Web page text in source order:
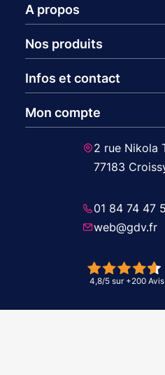
A propos
Nos produits
Infos et contact
Mon compte
2 rue Nikola
77183
01 84 74 47
web@gdv.fr